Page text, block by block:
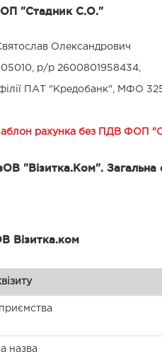
"Стадник С.О."
Олександрович
р/р 2600801958434,
ПАТ "Кредобанк", МФО
рахунка без ПДВ ФОП
"Візитка.Ком". Загальна
Візитка.ком
назва